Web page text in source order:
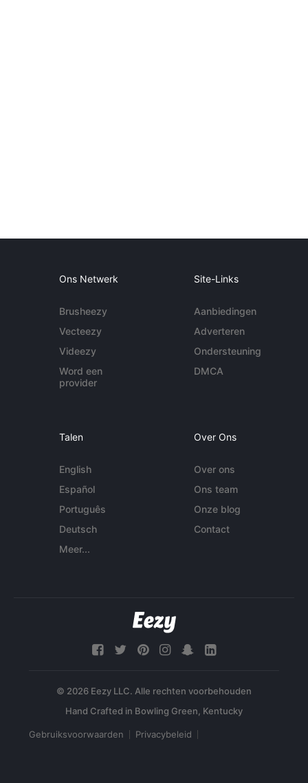
Ons Netwerk
Brusheezy
Vecteezy
Videezy
Word een
provider
Site-Links
Aanbiedingen
Adverteren
Ondersteuning
DMCA
Talen
English
Español
Português
Deutsch
Meer...
Over Ons
Over ons
Ons team
Onze blog
Contact
© 2026 Eezy LLC. Alle rechten voorbehouden
Gebruiksvoorwaarden Privacybeleid